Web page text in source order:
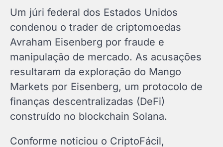
Um júri federal dos Estados Unidos
condenou o trader de criptomoedas
Avraham Eisenberg por fraude e
manipulação de mercado. As acusações
resultaram da exploração do Mango
Markets por Eisenberg, um protocolo de
finanças descentralizadas (DeFi)
construído no blockchain Solana.
Conforme noticiou o CriptoFácil,